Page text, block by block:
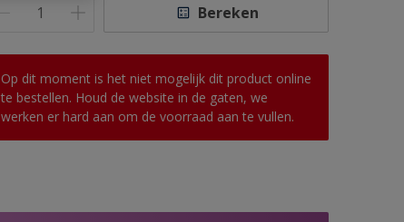
Bereken
Op dit moment is het niet mogelijk dit product online
te bestellen. Houd de website in de gaten, we
werken er hard aan om de voorraad aan te vullen.